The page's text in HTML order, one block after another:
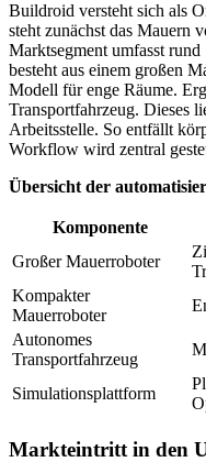
Buildroid versteht sich als
steht zunächst das Mauern
Marktsegment umfasst
besteht aus einem großen
Modell für enge Räume.
Transportfahrzeug. Dieses
Arbeitsstelle. So entfällt
Workflow wird zentral
Übersicht der
Komponente
Großer Mauerroboter
Kompakter
Mauerroboter
Autonomes
Transportfahrzeug
Simulationsplattform
Markteintritt in den